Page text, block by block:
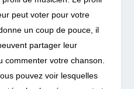
peut voter pour votre
un coup de pouce, il
partager leur
commenter votre chanson.
pouvez voir lesquelles